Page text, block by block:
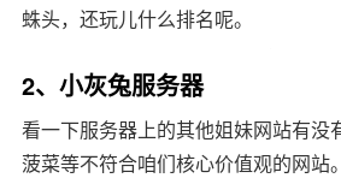
蛛头，还玩儿什么排名呢。
2、小灰兔服务器
看一下服务器上的其他姐妹网站有没
菠菜等不符合咱们核心价值观的网站。